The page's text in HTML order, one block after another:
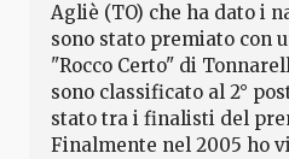
Agliè (TO) che ha dato i
sono stato premiato con
"Rocco Certo" di
sono classificato al 2°
stato tra i finalisti del
Finalmente nel 2005 ho